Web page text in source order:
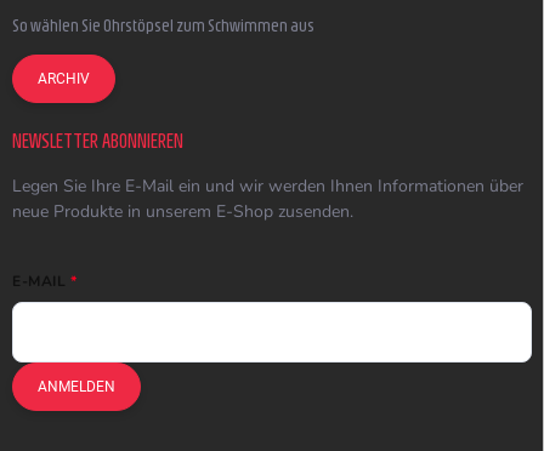
So wählen Sie Ohrstöpsel zum Schwimmen aus
ARCHIV
NEWSLETTER ABONNIEREN
Legen Sie Ihre E-Mail ein und wir werden Ihnen Informationen über
neue Produkte in unserem E-Shop zusenden.
E-MAIL
ANMELDEN